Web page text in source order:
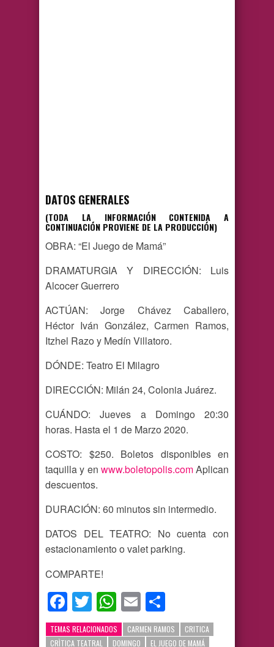
DATOS GENERALES
(TODA LA INFORMACIÓN CONTENIDA A
CONTINUACIÓN PROVIENE DE LA PRODUCCIÓN)
OBRA: “El Juego de Mamá”
DRAMATURGIA Y DIRECCIÓN: Luis
Alcocer Guerrero
ACTÚAN: Jorge Chávez Caballero,
Héctor Iván González, Carmen Ramos,
Itzhel Razo y Medín Villatoro.
DÓNDE: Teatro El Milagro
DIRECCIÓN: Milán 24, Colonia Juárez.
CUÁNDO: Jueves a Domingo 20:30
horas. Hasta el 1 de Marzo 2020.
COSTO: $250. Boletos disponibles en
taquilla y en www.boletopolis.comAplican
descuentos.
DURACIÓN: 60 minutos sin intermedio.
DATOS DEL TEATRO: No cuenta con
estacionamiento o valet parking.
COMPARTE!
Facebook
TwitterWhatsApp
Email
TEMAS RELACIONADOS CARMEN RAMOS
CRITICA
CRÌTICA TEATRAL
DOMINGO EL JUEGO DE MAMÁ